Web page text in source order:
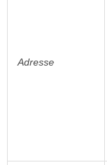
Adresse